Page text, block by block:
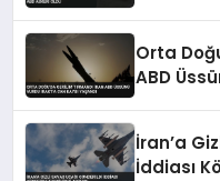
Orta
ABD
İran’a
İddiası